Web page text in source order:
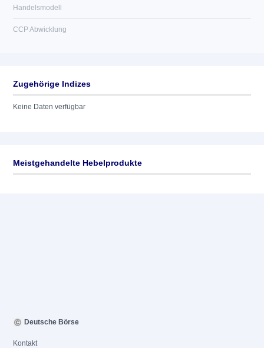
Handelsmodell
CCP Abwicklung
Zugehörige Indizes
Keine Daten verfügbar
Meistgehandelte Hebelprodukte
Deutsche Börse
Kontakt